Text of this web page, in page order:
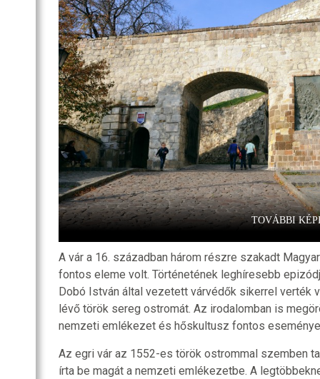
TOVÁBBI
A vár a 16. században három részre szakadt
fontos eleme volt. Történetének leghíresebb
Dobó István által vezetett várvédők sikerrel verték
lévő török sereg ostromát. Az irodalomban is
nemzeti emlékezet és hőskultusz fontos
Az egri vár az 1552-es török ostrommal szemben
írta be magát a nemzeti emlékezetbe. A